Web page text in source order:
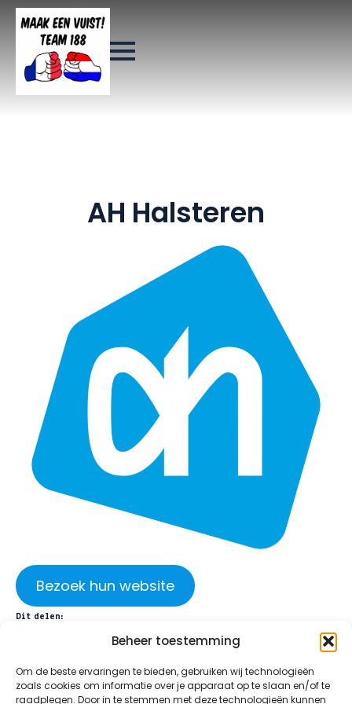
Beheer toestemming
Om de beste ervaringen te bieden, gebruiken wij technologieën
zoals cookies om informatie over je apparaat op te slaan en/of te
raadplegen. Door in te stemmen met deze technologieën kunnen
AH Halsteren
Bezoek hun website
Dit delen:
X